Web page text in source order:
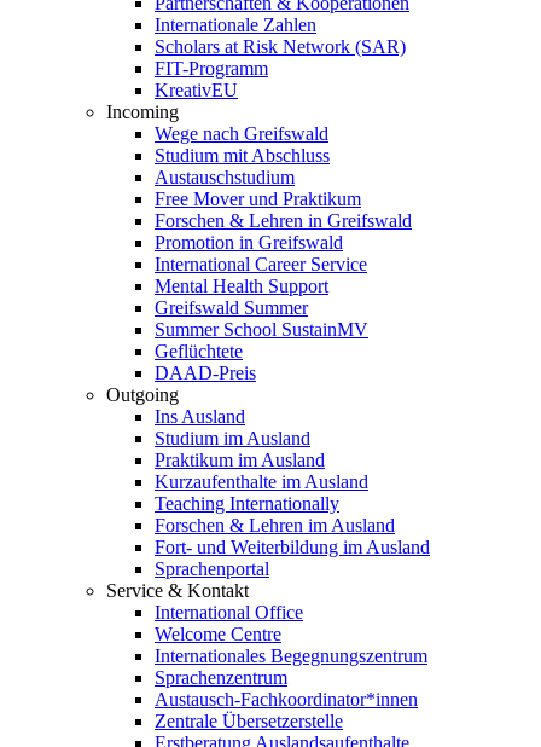
Internationale Zahlen
Scholars at Risk Network (SAR)
FIT-Programm
KreativEU
Incoming
Wege nach Greifswald
Studium mit Abschluss
Austauschstudium
Free Mover und Praktikum
Forschen & Lehren in Greifswald
Promotion in Greifswald
International Career Service
Mental Health Support
Greifswald Summer
Summer School SustainMV
Geflüchtete
DAAD-Preis
Outgoing
Ins Ausland
Studium im Ausland
Praktikum im Ausland
Kurzaufenthalte im Ausland
Teaching Internationally
Forschen & Lehren im Ausland
Fort- und Weiterbildung im Ausland
Sprachenportal
Service & Kontakt
International Office
Welcome Centre
Internationales Begegnungszentrum
Sprachenzentrum
Austausch-Fachkoordinator*innen
Zentrale Übersetzerstelle
Erstberatung Auslandsaufenthalte